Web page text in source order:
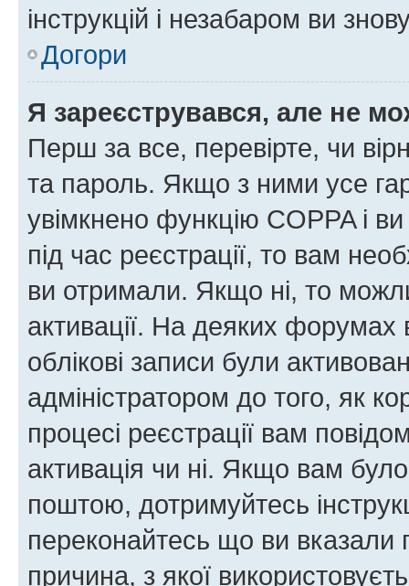
інструкцій і незабаром ви
Догори
Я зареєструвався, але не
Перш за все, перевірте, чи
та пароль. Якщо з ними усе
увімкнено функцію COPPA і
під час реєстрації, то вам
ви отримали. Якщо ні, то
активації. На деяких форумах
облікові записи були
адміністратором до того, як
процесі реєстрації вам
активація чи ні. Якщо вам
поштою, дотримуйтесь
переконайтесь що ви
причина, з якої